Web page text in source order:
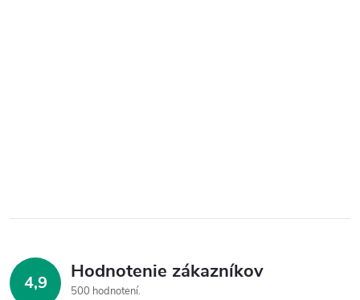
4,9 Hodnotenie zákazníkov
500 hodnotení